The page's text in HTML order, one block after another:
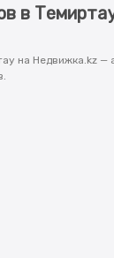
в
на Недвижка.kz